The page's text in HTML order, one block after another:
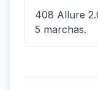
408 Allure
5 marchas.